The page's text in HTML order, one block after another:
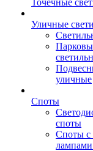
Точечные
Уличные
уличные
Споты
споты
Споты с